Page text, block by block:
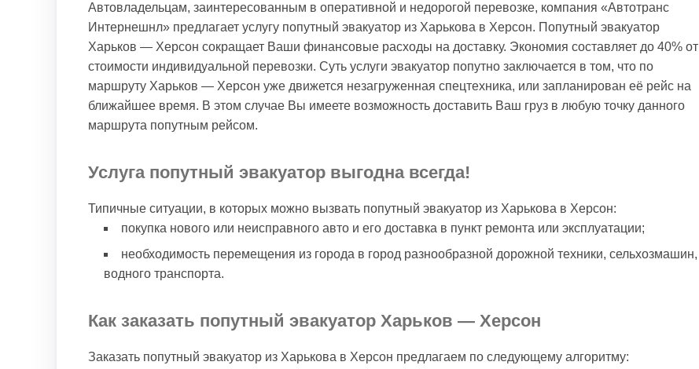
Автовладельцам, заинтересованным в оперативной и недорогой перевозке, компания «Автотранс
Интернешнл» предлагает услугу попутный эвакуатор из Харькова в Херсон. Попутный эвакуатор
Харьков — Херсон сокращает Ваши финансовые расходы на доставку. Экономия составляет до 40% от
стоимости индивидуальной перевозки. Суть услуги эвакуатор попутно заключается в том, что по
маршруту Харьков — Херсон уже движется незагруженная спецтехника, или запланирован её рейс на
ближайшее время. В этом случае Вы имеете возможность доставить Ваш груз в любую точку данного
маршрута попутным рейсом.
Услуга попутный эвакуатор выгодна всегда!
Типичные ситуации, в которых можно вызвать попутный эвакуатор из Харькова в Херсон:
покупка нового или неисправного авто и его доставка в пункт ремонта или эксплуатации;
необходимость перемещения из города в город разнообразной дорожной техники, сельхозмашин,
водного транспорта.
Как заказать попутный эвакуатор Харьков — Херсон
Заказать попутный эвакуатор из Харькова в Херсон предлагаем по следующему алгоритму: